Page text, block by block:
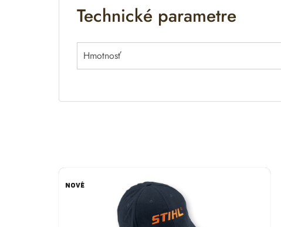
v
e
Technické parametre
Hmotnosť
NOVÉ